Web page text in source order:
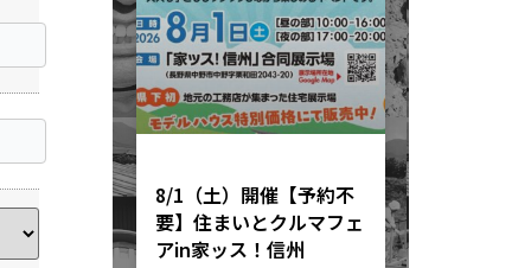
8/1（土）開催【予約不
要】住まいとクルマフェ
アin家ッス！信州